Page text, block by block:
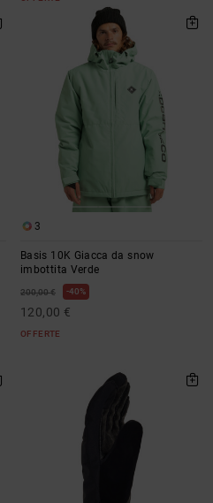
3
Basis 10K Giacca da snow
imbottita Verde
200,00 € 40%
120,00 €
OFFERTE